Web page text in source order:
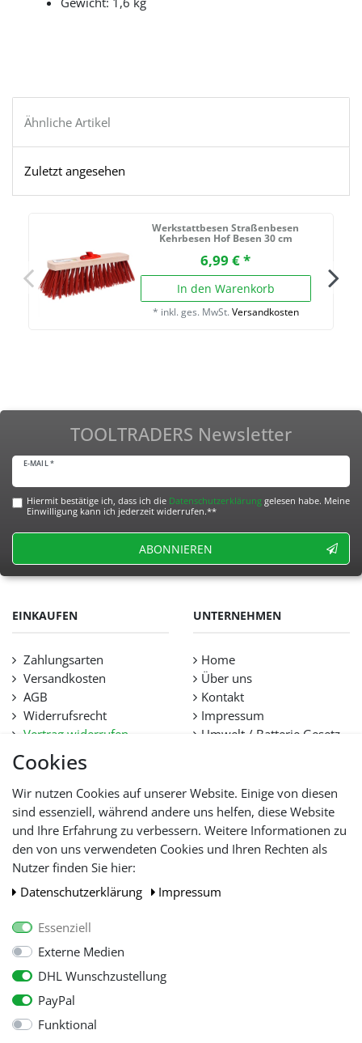
Cookies
Wir nutzen Cookies auf unserer Website. Einige von diesen
sind essenziell, während andere uns helfen, diese Website
und Ihre Erfahrung zu verbessern. Weitere Informationen zu
den von uns verwendeten Cookies und Ihren Rechten als
Nutzer finden Sie hier:
Daten­schutz­erklärung
Impressum
Essenziell
Externe Medien
DHL Wunschzustellung
PayPal
Funktional
Ähnliche Artikel
Zuletzt angesehen
Werkstattbesen Straßenbesen
Kehrbesen Hof Besen 30 cm
6,99 € *
In den Warenkorb
* inkl. ges. MwSt. Versandkosten
TOOLTRADERS Newsletter
E-MAIL *
Hiermit bestätige ich, dass ich die Daten­schutz­erklärunggelesen habe. Meine
Einwilligung kann ich jederzeit widerrufen.**
ABONNIEREN
EINKAUFEN
Zahlungsarten
Versandkosten
AGB
Widerrufsrecht
Vertrag widerrufen
Datenschutz
Hilfe
Lieferfristen und
Lieferbeschränkung
UNTERNEHMEN
Home
Über uns
Kontakt
Impressum
Umwelt / Batterie Gesetz
WIR AKZEPTIEREN